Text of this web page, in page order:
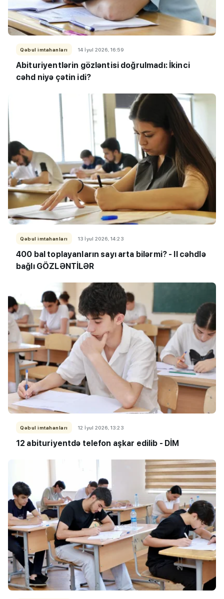
Qəbul imtahanları 14 İyul 2026, 16:59
Abituriyentlərin gözləntisi doğrulmadı: İkinci
cəhd niyə çətin idi?
Qəbul imtahanları 13 İyul 2026, 14:23
400 bal toplayanların sayı arta bilərmi? - II cəhdlə
bağlı GÖZLƏNTİLƏR
Qəbul imtahanları 12 İyul 2026, 13:23
12 abituriyentdə telefon aşkar edilib - DİM